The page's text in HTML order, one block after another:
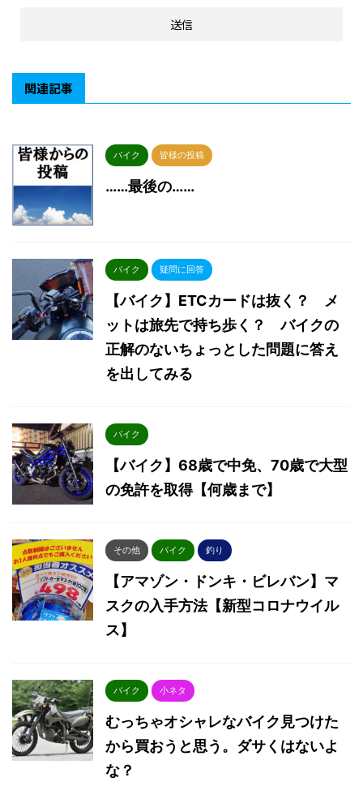
関連記事
バイク 皆様の投稿
……最後の……
バイク 疑問に回答
【バイク】ETCカードは抜く？ メ
ットは旅先で持ち歩く？ バイクの
正解のないちょっとした問題に答え
を出してみる
バイク
【バイク】68歳で中免、70歳で大型
の免許を取得【何歳まで】
その他 バイク 釣り
【アマゾン・ドンキ・ビレバン】マ
スクの入手方法【新型コロナウイル
ス】
バイク 小ネタ
むっちゃオシャレなバイク見つけた
から買おうと思う。ダサくはないよ
な？